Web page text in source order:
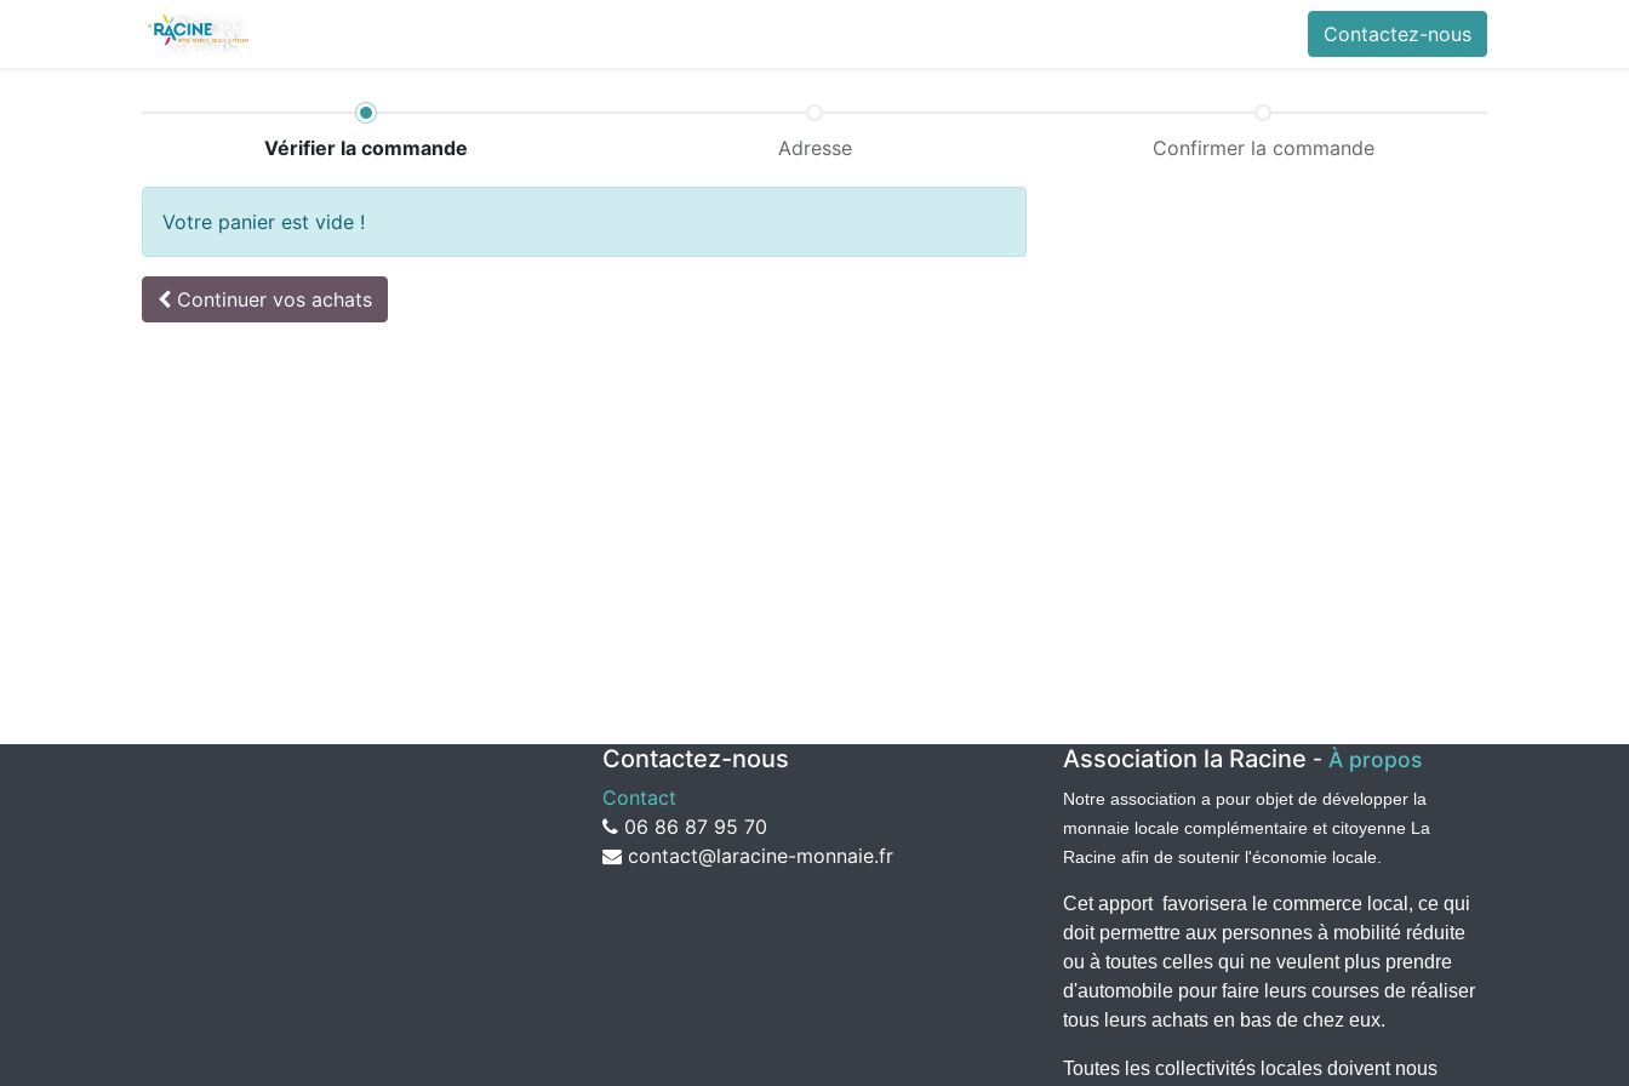
Contactez-nous
Vérifier la commande Adresse Confirmer la commande
Votre panier est vide !
Continuer vos achats
Contactez-nous
Contact
06 86 87 95 70
contact@laracine-monnaie.fr
Association la Racine - À propos
Notre association a pour objet de développer la
monnaie locale complémentaire et citoyenne La
Racine afin de soutenir l'économie locale.
Cet apport favorisera le commerce local, ce qui
doit permettre aux personnes à mobilité réduite
ou à toutes celles qui ne veulent plus prendre
d'automobile pour faire leurs courses de réaliser
tous leurs achats en bas de chez eux.
Toutes les collectivités locales doivent nous